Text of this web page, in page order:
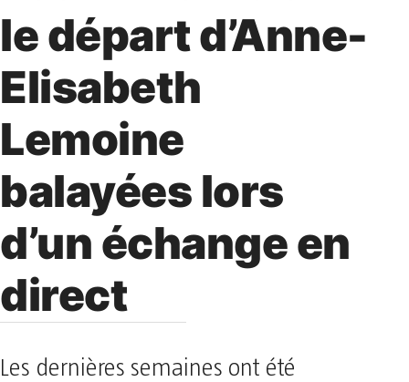
le départ d’Anne-
Elisabeth
Lemoine
balayées lors
d’un échange en
direct
Les dernières semaines ont été